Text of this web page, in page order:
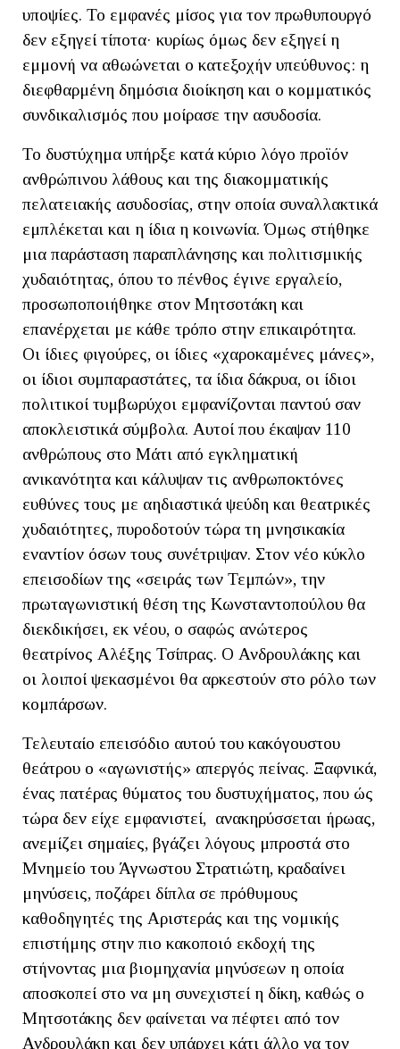
υποψίες. Το εμφανές μίσος για τον πρωθυπουργό
δεν εξηγεί τίποτα· κυρίως όμως δεν εξηγεί η
εμμονή να αθωώνεται ο κατεξοχήν υπεύθυνος: η
διεφθαρμένη δημόσια διοίκηση και ο κομματικός
συνδικαλισμός που μοίρασε την ασυδοσία.
Το δυστύχημα υπήρξε κατά κύριο λόγο προϊόν
ανθρώπινου λάθους και της διακομματικής
πελατειακής ασυδοσίας, στην οποία συναλλακτικά
εμπλέκεται και η ίδια η κοινωνία. Όμως στήθηκε
μια παράσταση παραπλάνησης και πολιτισμικής
χυδαιότητας, όπου το πένθος έγινε εργαλείο,
προσωποποιήθηκε στον Μητσοτάκη και
επανέρχεται με κάθε τρόπο στην επικαιρότητα.
Οι ίδιες φιγούρες, οι ίδιες «χαροκαμένες μάνες»,
οι ίδιοι συμπαραστάτες, τα ίδια δάκρυα, οι ίδιοι
πολιτικοί τυμβωρύχοι εμφανίζονται παντού σαν
αποκλειστικά σύμβολα. Αυτοί που έκαψαν 110
ανθρώπους στο Μάτι από εγκληματική
ανικανότητα και κάλυψαν τις ανθρωποκτόνες
ευθύνες τους με αηδιαστικά ψεύδη και θεατρικές
χυδαιότητες, πυροδοτούν τώρα τη μνησικακία
εναντίον όσων τους συνέτριψαν. Στον νέο κύκλο
επεισοδίων της «σειράς των Τεμπών», την
πρωταγωνιστική θέση της Κωνσταντοπούλου θα
διεκδικήσει, εκ νέου, ο σαφώς ανώτερος
θεατρίνος Αλέξης Τσίπρας. Ο Ανδρουλάκης και
οι λοιποί ψεκασμένοι θα αρκεστούν στο ρόλο των
κομπάρσων.
Τελευταίο επεισόδιο αυτού του κακόγουστου
θεάτρου ο «αγωνιστής» απεργός πείνας. Ξαφνικά,
ένας πατέρας θύματος του δυστυχήματος, που ώς
τώρα δεν είχε εμφανιστεί, ανακηρύσσεται ήρωας,
ανεμίζει σημαίες, βγάζει λόγους μπροστά στο
Μνημείο του Άγνωστου Στρατιώτη, κραδαίνει
μηνύσεις, ποζάρει δίπλα σε πρόθυμους
καθοδηγητές της Αριστεράς και της νομικής
επιστήμης στην πιο κακοποιό εκδοχή της
στήνοντας μια βιομηχανία μηνύσεων η οποία
αποσκοπεί στο να μη συνεχιστεί η δίκη, καθώς ο
Μητσοτάκης δεν φαίνεται να πέφτει από τον
Ανδρουλάκη και δεν υπάρχει κάτι άλλο να τον